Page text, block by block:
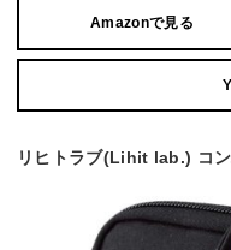
Amazonで見る
リヒトラブ(Lihit lab.) コ